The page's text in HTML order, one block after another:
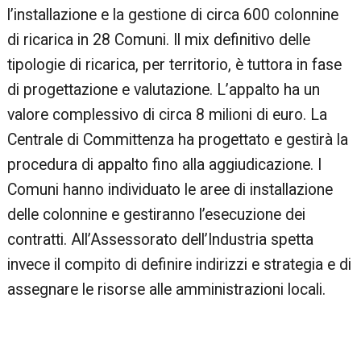
l’installazione e la gestione di circa 600 colonnine
di ricarica in 28 Comuni. Il mix definitivo delle
tipologie di ricarica, per territorio, è tuttora in fase
di progettazione e valutazione. L’appalto ha un
valore complessivo di circa 8 milioni di euro. La
Centrale di Committenza ha progettato e gestirà la
procedura di appalto fino alla aggiudicazione. I
Comuni hanno individuato le aree di installazione
delle colonnine e gestiranno l’esecuzione dei
contratti. All’Assessorato dell’Industria spetta
invece il compito di definire indirizzi e strategia e di
assegnare le risorse alle amministrazioni locali.